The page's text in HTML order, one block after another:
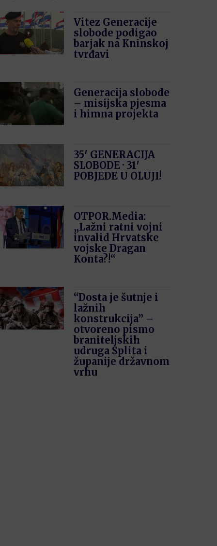
Vitez Generacije
slobode podigao
barjak na Kninskoj
tvrđavi
Generacija slobode
– misijska pjesma
i himna projekta
35′ GENERACIJA
SLOBODE · 31′
POBJEDE U OLUJI!
OTPOR.Media:
„Lažni ratni vojni
invalid Hrvatske
vojske Dragan
Konta?!“
“Dosta je šutnje i
lažnih
konstrukcija” –
otvoreno pismo
braniteljskih
udruga Splita i
županije državnom
vrhu